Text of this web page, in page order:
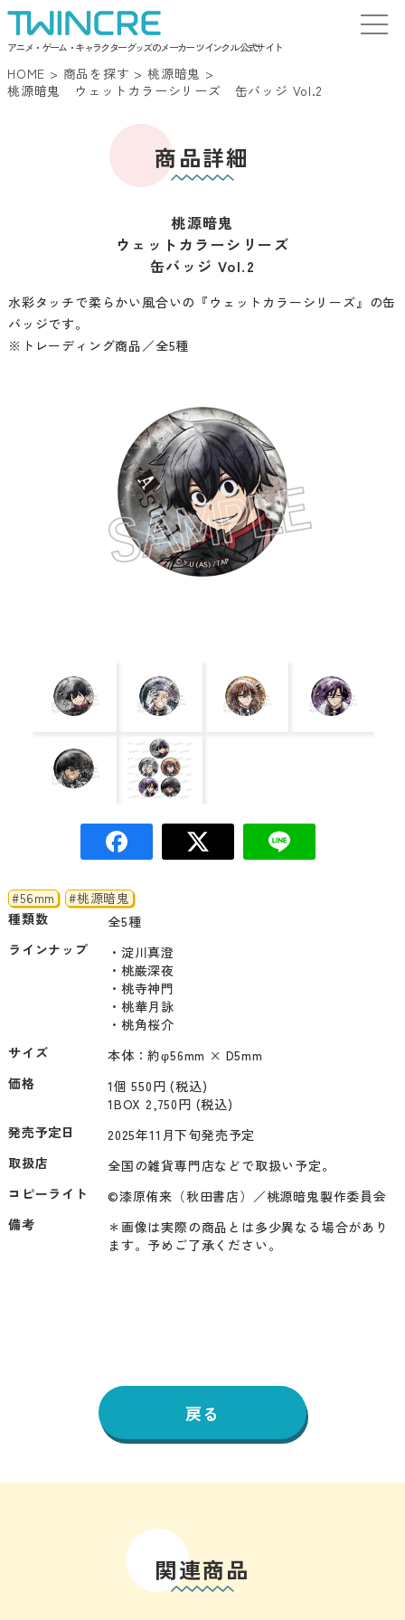
アニメ・ゲーム・キャラクターグッズのメーカー ツインクル 公式サイト
HOME > 商品を探す >桃源暗鬼 >
桃源暗鬼 ウェットカラーシリーズ 缶バッジ Vol.2
商品詳細
桃源暗鬼
ウェットカラーシリーズ
缶バッジ Vol.2
水彩タッチで柔らかい風合いの『ウェットカラーシリーズ』の缶
バッジです。
※トレーディング商品／全5種
#56mm
#桃源暗鬼
種類数
全5種
ラインナップ
・淀川真澄
・桃巌深夜
・桃寺神門
・桃華月詠
・桃角桜介
サイズ
本体：約φ56mm × D5mm
価格
1個 550円 (税込)
1BOX 2,750円 (税込)
発売予定日
2025年11月下旬発売予定
取扱店
全国の雑貨専門店などで取扱い予定。
コピーライト
©漆原侑来（秋田書店）／桃源暗鬼製作委員会
備考
＊画像は実際の商品とは多少異なる場合があり
ます。予めご了承ください。
戻る
関連商品